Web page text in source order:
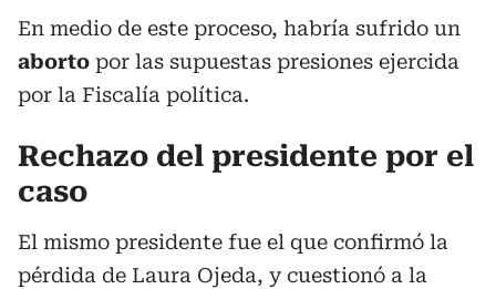
En medio de este proceso, habría sufrido un
aborto por las supuestas presiones ejercida
por la Fiscalía política.
Rechazo del presidente por el
caso
El mismo presidente fue el que confirmó la
pérdida de Laura Ojeda, y cuestionó a la